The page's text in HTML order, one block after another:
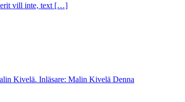
vill inte, text […]
Kivelä. Inläsare: Malin Kivelä Denna